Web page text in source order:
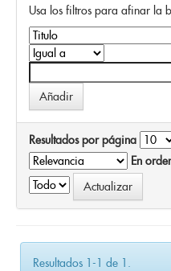
Usa los filtros para afinar la
Resultados por página
En
Resultados 1-1 de 1.